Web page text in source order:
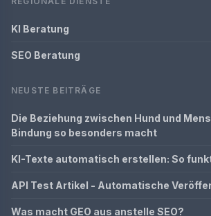
KI Beratung
SEO Beratung
NEUSTE BEITRÄGE
Die Beziehung zwischen Hund und
Bindung so besonders macht
KI-Texte automatisch erstellen: So
API Test Artikel - Automatische
Was macht GEO aus anstelle SEO?